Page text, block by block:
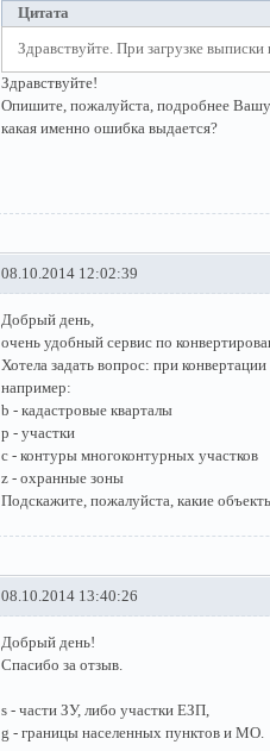
Цитата
Здравствуйте. При загрузке
Здравствуйте!
Опишите, пожалуйста, подробнее
какая именно ошибка выдается?
08.10.2014 12:02:39
Добрый день,
очень удобный сервис по
Хотела задать вопрос: при
например:
b - кадастровые кварталы
p - участки
с - контуры многоконтурных участков
z - охранные зоны
Подскажите, пожалуйста, какие
08.10.2014 13:40:26
Добрый день!
Спасибо за отзыв.
s - части ЗУ, либо участки ЕЗП,
g - границы населенных пунктов и МО.